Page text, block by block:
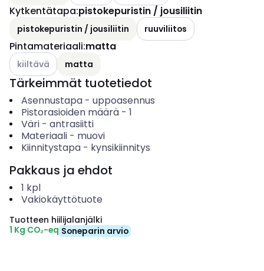
Kytkentätapa:pistokepuristin / jousiliitin
pistokepuristin / jousiliitin ruuviliitos
Pintamateriaali:matta
Katso käytettävissä olevat vaihtoehdot
kiiltävä matta
Tärkeimmät tuotetiedot
Asennustapa- uppoasennus
Pistorasioiden määrä- 1
Väri- antrasiitti
Materiaali- muovi
Kiinnitystapa- kynsikiinnitys
Pakkaus ja ehdot
1 kpl
Vakiokäyttötuote
Tuotteen hiilijalanjälki
1 Kg CO₂-eq Soneparin arvio